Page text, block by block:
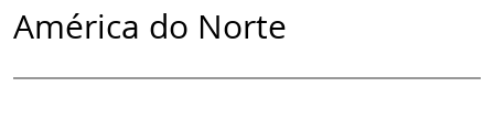
América do Norte